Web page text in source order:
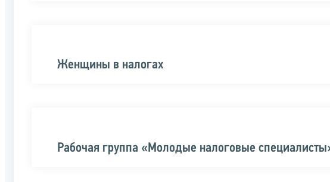
Женщины в налогах
Рабочая группа «Молодые налоговые